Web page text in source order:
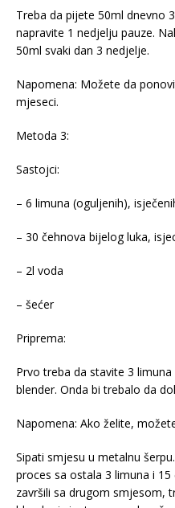
Treba da pijete 50ml dnevno
napravite 1 nedjelju pauze.
50ml svaki dan 3 nedjelje.
Napomena: Možete da
mjeseci.
Metoda 3:
Sastojci:
– 6 limuna (oguljenih),
– 30 čehnova bijelog luka,
– 2l voda
– šećer
Priprema:
Prvo treba da stavite 3
blender. Onda bi trebalo da
Napomena: Ako želite,
Sipati smjesu u metalnu
proces sa ostala 3 limuna i
završili sa drugom smjesom,